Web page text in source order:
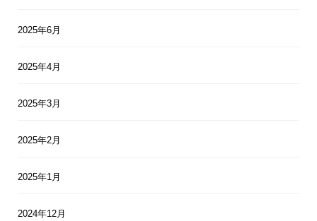
2025年6月
2025年4月
2025年3月
2025年2月
2025年1月
2024年12月